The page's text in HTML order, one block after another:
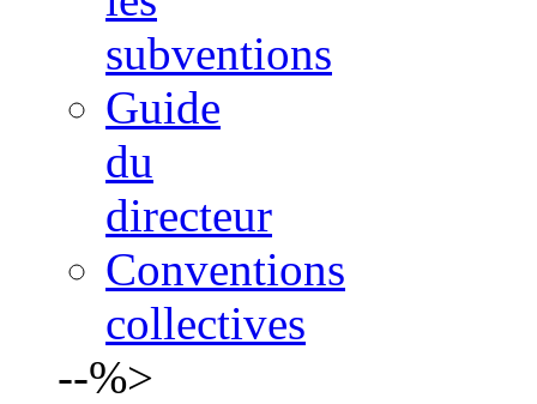
subventions
Guide
du
directeur
Conventions
collectives
--%>